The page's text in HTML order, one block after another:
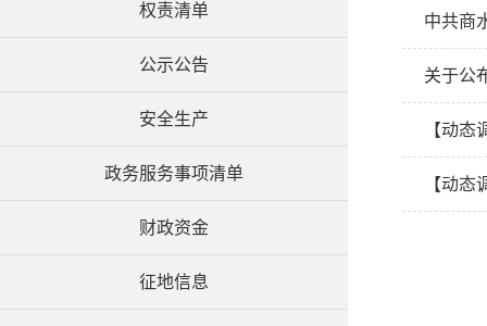
权责清单
公示公告
安全生产
政务服务事项清单
财政资金
征地信息
中共商
关于公
【动
【动